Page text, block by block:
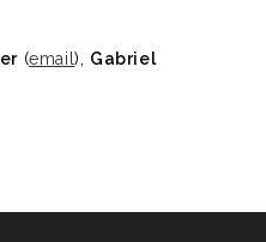
(email), Gabriel